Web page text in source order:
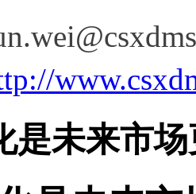
是未来市